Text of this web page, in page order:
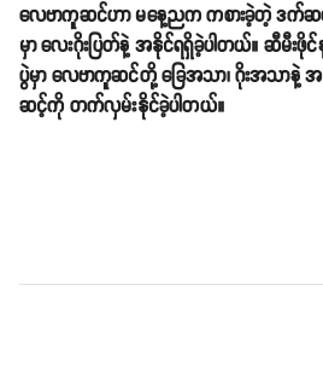
လေဗာကူဆင်ဟာ မနေ့ညက ကစားခဲ့တဲ့ ဒက်ဆယ်
မှာ လေးဂိုးပြတ်နဲ့ အနိုင်ရရှိခဲ့ပါတယ်။ ဆီမီးဖို
ပွဲမှာ လေဗာကူဆင်တို့ ခြေအသာ၊ ဂိုးအသာနဲ့
ဆင့်ကို တက်လှမ်းနိုင်ခဲ့ပါတယ်။